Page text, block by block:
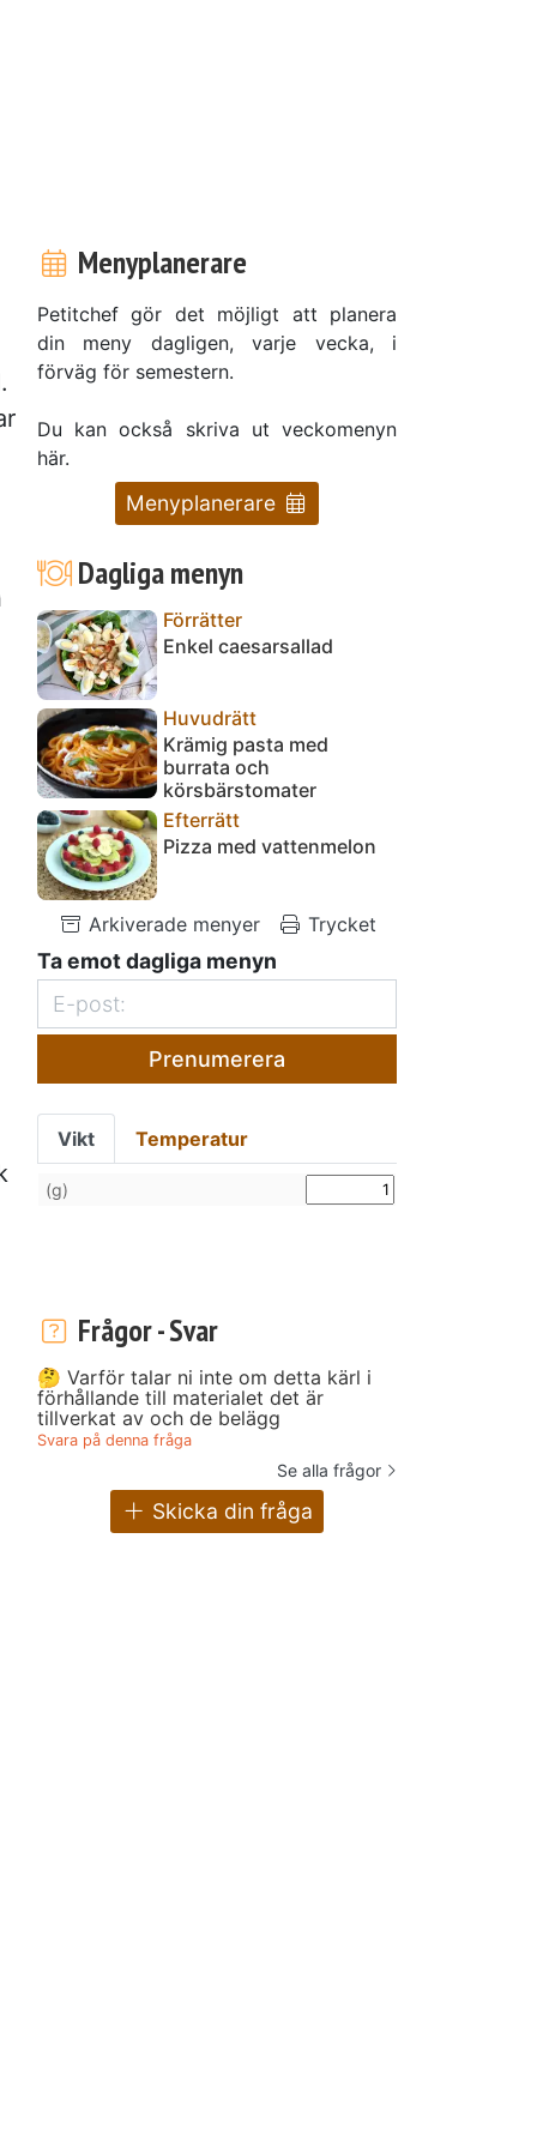
Menyplanerare
Petitchef gör det möjligt att planera
din meny dagligen, varje vecka, i
förväg för semestern.
Du kan också skriva ut veckomenyn
här.
Menyplanerare
Dagliga menyn
Förrätter
Enkel caesarsallad
Huvudrätt
Krämig pasta med
burrata och
körsbärstomater
Efterrätt
Pizza med vattenmelon
Arkiverade menyer Trycket
Ta emot dagliga menyn
Prenumerera
Vikt Temperatur
(g)
Frågor - Svar
🤔 Varför talar ni inte om detta kärl i
förhållande till materialet det är
tillverkat av och de belägg
Svara på denna fråga
Se alla frågor
Skicka din fråga